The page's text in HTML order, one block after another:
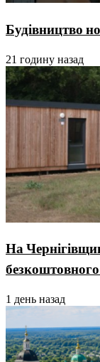
Будівництво
21 годину назад
На
1 день назад